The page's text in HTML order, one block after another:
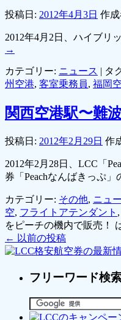
投稿日: 2012年4月3日 作
2012年4月2日、ハイブリ
→
カテゴリー: ニュース | タ
州空港, 客室乗務員, 福岡
関西空港駅〜難
投稿日: 2012年2月29日 作
2012年2月28日、LCC「
券「Peachなんばきっぷ
カテゴリー: その他, ニュ
空, フライトアテンダント ,
をピーチの機内で販売！
← 以前の投稿
フリーワード検